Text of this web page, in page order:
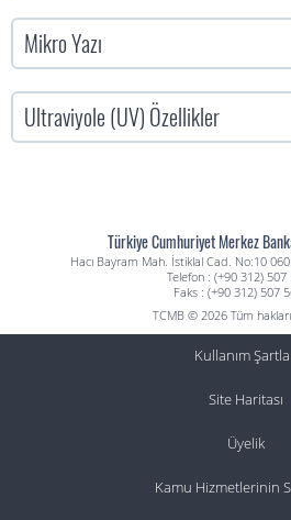
Mikro Yazı
Ultraviyole (UV) Özellikler
Türkiye Cumhuriyet Merkez
Hacı Bayram Mah. İstiklal Cad. No:10
Telefon : (+90 312) 507
Faks : (+90 312) 507
TCMB © 2026 Tüm hakları
Kullanım
Site Haritası
Üyelik
Kamu Hizmetlerinin